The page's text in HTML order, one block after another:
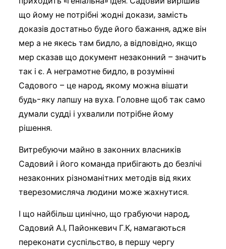
що йому не потрібні жодні докази, замість
доказів достатньо буде його бажання, адже він
мер а не якесь там бидло, а відповідно, якщо
мер сказав що документ незаконний – значить
так і є. А неграмотне бидло, в розумінні
Садового – це народ, якому можна вішати
будь-яку лапшу на вуха. Головне щоб так само
думали судді і ухвалили потрібне йому
рішення.
Витребуючи майно в законних власників
Садовий і його команда прибігають до безлічі
незаконних різноманітних методів від яких
тверезомисляча людини може жахнутися.
І що найбільш цинічно, що грабуючи народ,
Садовий А.І, Пайонкевич Г.К, намагаються
переконати суспільство, в першу чергу